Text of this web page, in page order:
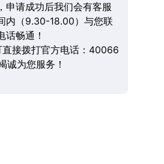
申请成功后我们会有客服
内（9.30-18.00）与您联
话畅通！
直接拨打官方电话：40066
诚为您服务！